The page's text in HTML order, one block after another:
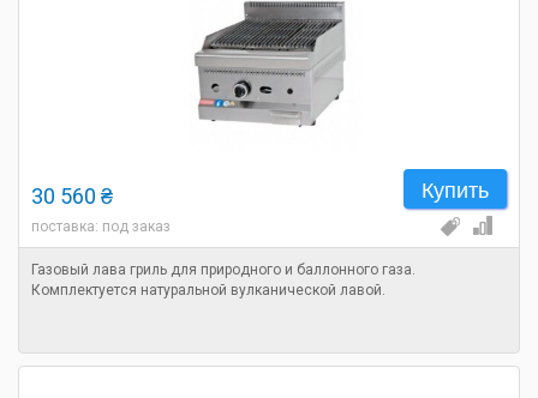
Купить
30 560 ₴
поставка: под заказ
Газовый лава гриль для природного и баллонного газа.
Комплектуется натуральной вулканической лавой.